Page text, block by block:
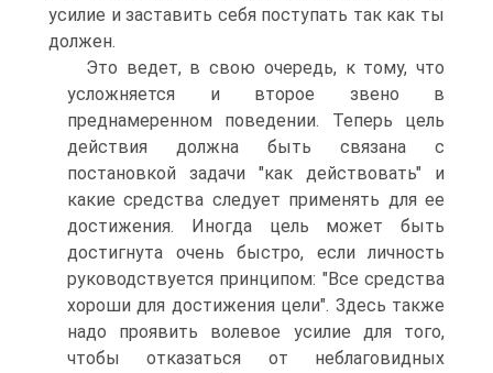
усилие и заставить себя поступать так как ты
должен.
Это ведет, в свою очередь, к тому, что
усложняется и второе звено в
преднамеренном поведении. Теперь цель
действия должна быть связана с
постановкой задачи "как действовать" и
какие средства следует применять для ее
достижения. Иногда цель может быть
достигнута очень быстро, если личность
руководствуется принципом: "Все средства
хороши для достижения цели". Здесь также
надо проявить волевое усилие для того,
чтобы отказаться от неблаговидных